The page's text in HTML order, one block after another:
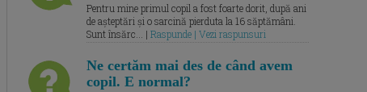
Pentru mine primul copil a fost foarte dorit, după ani
de așteptări și o sarcină pierduta la 16 săptămâni.
Sunt însărc... | Raspunde | Vezi raspunsuri
Ne certăm mai des de când avem
copil. E normal?